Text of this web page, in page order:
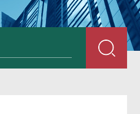
400/500排气扇/卫生间通风器